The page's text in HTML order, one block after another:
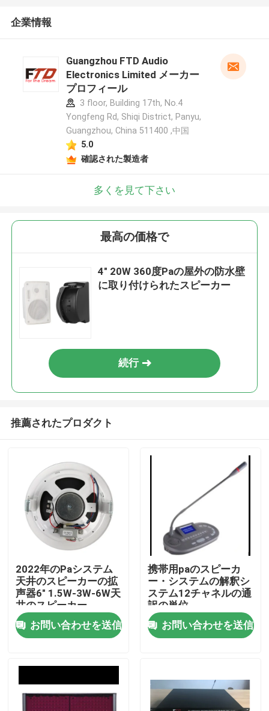
家
企業情報
Guangzhou FTD Audio
Electronics Limited メーカー
プロフィール
3 floor, Building 17th, No.4
Yongfeng Rd, Shiqi District, Panyu,
Guangzhou, China 511400 ,中国
5.0
確認された製造者
多くを見て下さい
最高の価格で
4" 20W 360度Paの屋外の防水壁
に取り付けられたスピーカー
続行
推薦されたプロダクト
2022年のPaシステム
天井のスピーカーの拡
声器6" 1.5W-3W-6W天
井のスピーカー
お問い合わせを送信
携帯用paのスピーカ
ー・システムの解釈シ
ステム12チャネルの通
訳の単位
お問い合わせを送信